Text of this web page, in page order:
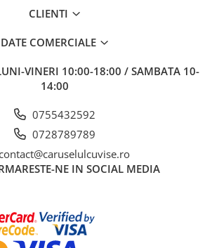
CLIENTI
DATE COMERCIALE
VINERI 10:00-18:00 / SAMBATA 10-
14:00
0755432592
0728789789
NE IN SOCIAL MEDIA